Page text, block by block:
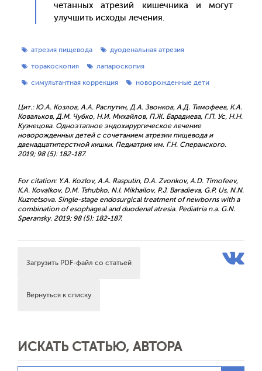
четан­ных ат­ре­зий ки­шеч­ни­ка и мо­гут
улуч­шить ис­хо­ды ле­чения.
атрезия пищевода
дуоденальная атрезия
торакоскопия
лапароскопия
симультантная коррекция
новорожденные дети
Цит.: Ю.А. Козлов, А.А. Распутин, Д.А. Звонков, А.Д. Тимофеев, К.А.
Ковальков, Д.М. Чубко, Н.И. Михайлов, П.Ж. Барадиева, Г.П. Ус, Н.Н.
Кузнецова. Одноэтапное эндохирургическое лечение
новорожденных детей с сочетанием атрезии пищевода и
двенадцатиперстной кишки. Педиатрия им. Г.Н. Сперанского.
2019; 98 (5): 182-187.
For citation: Y.A. Kozlov, A.A. Rasputin, D.A. Zvonkov, A.D. Timofeev,
K.A. Kovalkov, D.M. Tshubko, N.I. Mikhailov, P.J. Baradieva, G.P. Us, N.N.
Kuznetsova. Single-stage endosurgical treatment of newborns with a
combination of esophageal and duodenal atresia. Pediatria n.a. G.N.
Speransky. 2019; 98 (5): 182-187.
Загрузить PDF-файл со статьей
Вернуться к списку
ИСКАТЬ СТАТЬЮ, АВТОРА